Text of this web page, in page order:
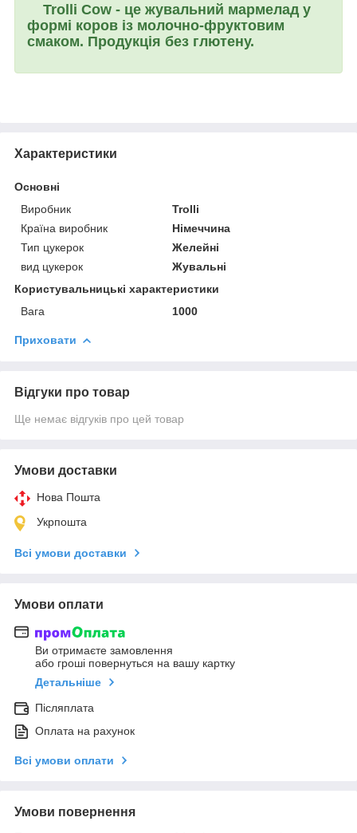
Trolli Cow - це жувальний мармелад у
формі коров із молочно-фруктовим
смаком. Продукція без глютену.
Характеристики
Основні
Виробник
Trolli
Країна виробник
Німеччина
Тип цукерок
Желейні
вид цукерок
Жувальні
Користувальницькі характеристики
Вага
1000
Приховати
Відгуки про товар
Ще немає відгуків про цей товар
Умови доставки
Нова Пошта
Укрпошта
Всі умови доставки
Умови оплати
Ви отримаєте замовлення
або гроші повернуться на вашу картку
Детальніше
Післяплата
Оплата на рахунок
Всі умови оплати
Умови повернення